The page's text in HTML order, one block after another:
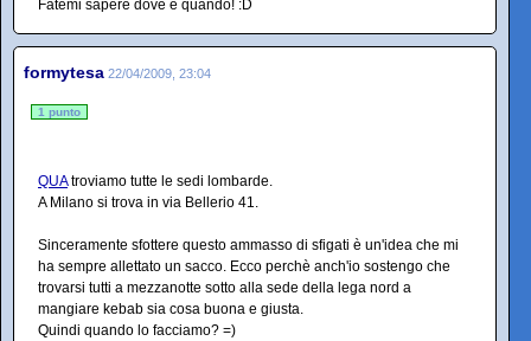
Fatemi sapere dove e quando! :D
formytesa 22/04/2009, 23:04
1 punto
QUAtroviamo tutte le sedi lombarde.
A Milano si trova in via Bellerio 41.
Sinceramente sfottere questo ammasso di sfigati è un'idea che mi
ha sempre allettato un sacco. Ecco perchè anch'io sostengo che
trovarsi tutti a mezzanotte sotto alla sede della lega nord a
mangiare kebab sia cosa buona e giusta.
Quindi quando lo facciamo? =)